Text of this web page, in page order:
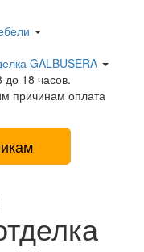
GALBUSERA
до 18 часов.
причинам оплата